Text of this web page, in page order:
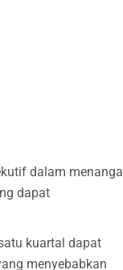
dalam
dapat
kuartal dapat
menyebabkan